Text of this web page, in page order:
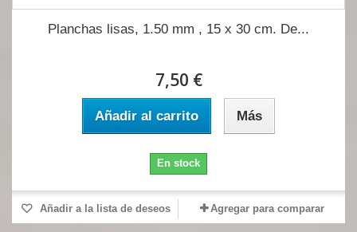
Planchas lisas, 1.50 mm , 15 x 30 cm. De...
7,50 €
Añadir al carrito Más
En stock
Añadir a la lista de deseos Agregar para comparar